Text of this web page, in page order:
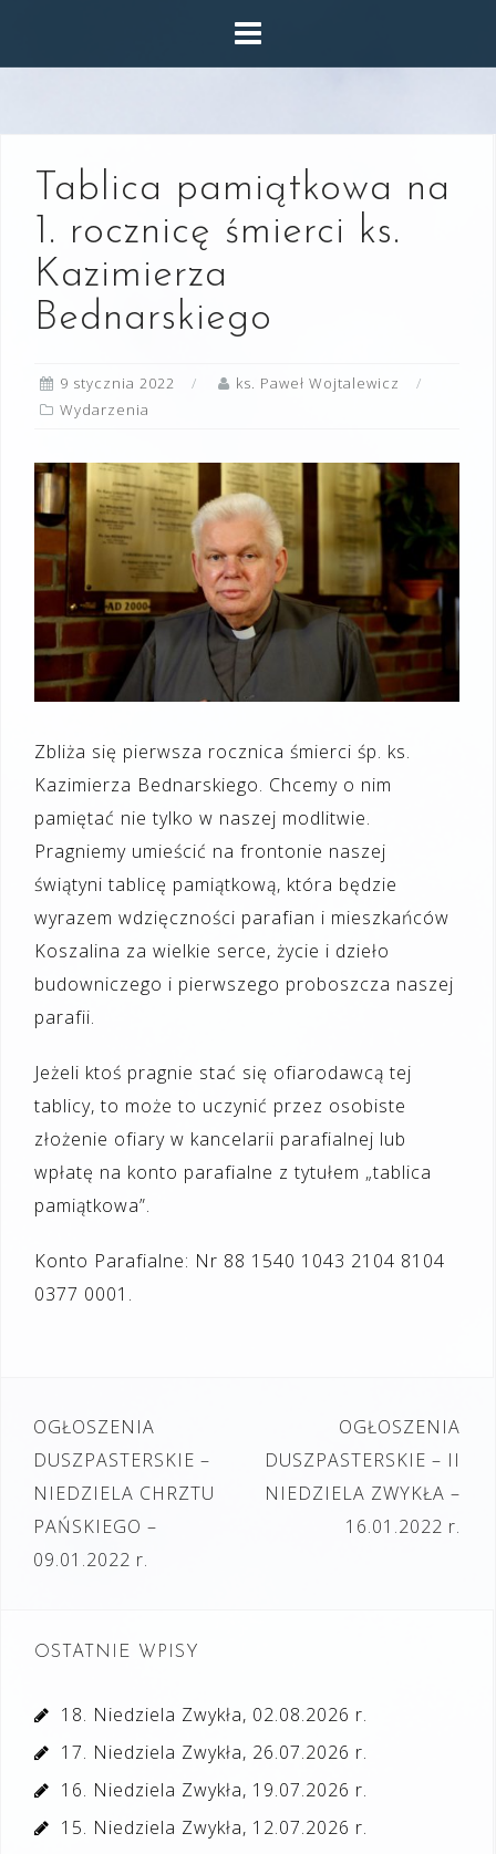
Tablica pamiątkowa na
1. rocznicę śmierci ks.
Kazimierza
Bednarskiego
9 stycznia 2022
ks. Paweł Wojtalewicz
Wydarzenia
Zbliża się pierwsza rocznica śmierci śp. ks.
Kazimierza Bednarskiego. Chcemy o nim
pamiętać nie tylko w naszej modlitwie.
Pragniemy umieścić na frontonie naszej
świątyni tablicę pamiątkową, która będzie
wyrazem wdzięczności parafian i mieszkańców
Koszalina za wielkie serce, życie i dzieło
budowniczego i pierwszego proboszcza naszej
parafii.
Jeżeli ktoś pragnie stać się ofiarodawcą tej
tablicy, to może to uczynić przez osobiste
złożenie ofiary w kancelarii parafialnej lub
wpłatę na konto parafialne z tytułem „tablica
pamiątkowa”.
Konto Parafialne: Nr 88 1540 1043 2104 8104
0377 0001.
Nawigacja
wpisu
OGŁOSZENIA
DUSZPASTERSKIE –
NIEDZIELA CHRZTU
PAŃSKIEGO –
09.01.2022 r.
OGŁOSZENIA
DUSZPASTERSKIE – II
NIEDZIELA ZWYKŁA –
16.01.2022 r.
OSTATNIE WPISY
18. Niedziela Zwykła, 02.08.2026 r.
17. Niedziela Zwykła, 26.07.2026 r.
16. Niedziela Zwykła, 19.07.2026 r.
15. Niedziela Zwykła, 12.07.2026 r.